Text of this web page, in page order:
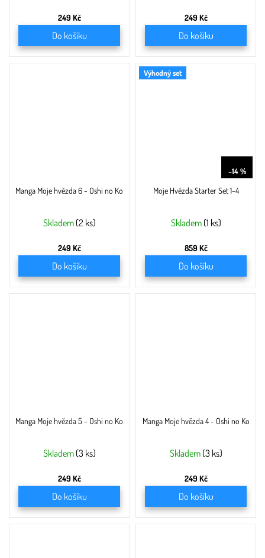
249 Kč
Do košíku
249 Kč
Do košíku
Manga Moje hvězda 6 - Oshi no Ko
Skladem (2 ks)
249 Kč
Do košíku
Výhodný set
–14 %
Moje Hvězda Starter Set 1-4
Skladem (1 ks)
859 Kč
Do košíku
Manga Moje hvězda 5 - Oshi no Ko
Skladem (3 ks)
249 Kč
Do košíku
Manga Moje hvězda 4 - Oshi no Ko
Skladem (3 ks)
249 Kč
Do košíku